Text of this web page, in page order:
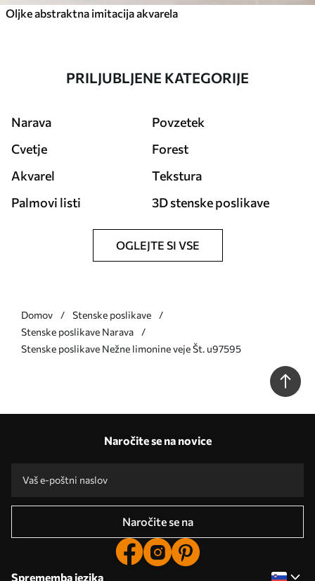
Oljke abstraktna imitacija akvarela
PRILJUBLJENE KATEGORIJE
Narava
Povzetek
Cvetje
Forest
Akvarel
Tekstura
Palmovi listi
3D stenske poslikave
OGLEJTE SI VSE
Domov
Stenske poslikave
Stenske poslikave Narava
Stenske poslikave Nežne limonine veje Št. u97595
Naročite se na novice
Naročite se na
Sprememba jezika